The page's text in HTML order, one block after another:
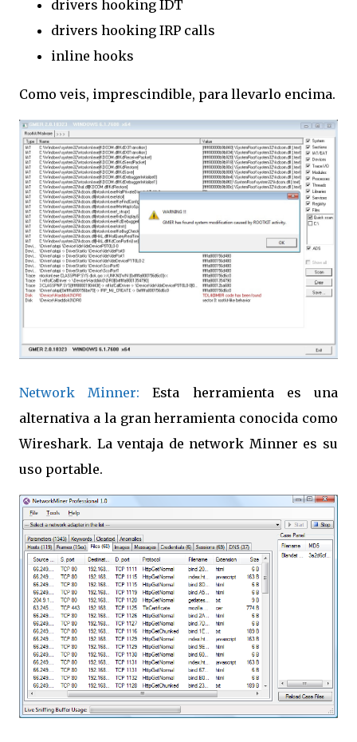
drivers hooking IDT
drivers hooking IRP calls
inline hooks
Como veis, imprescindible, para llevarlo encima.
Network Minner: Esta herramienta es una
alternativa a la gran herramienta conocida como
Wireshark. La ventaja de network Minner es su
uso portable.